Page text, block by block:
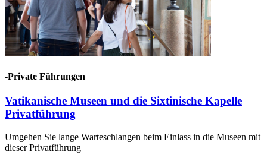
-Private Führungen
Vatikanische Museen und die Sixtinische Kapelle
Privatführung
Umgehen Sie lange Warteschlangen beim Einlass in die Museen mit
dieser Privatführung